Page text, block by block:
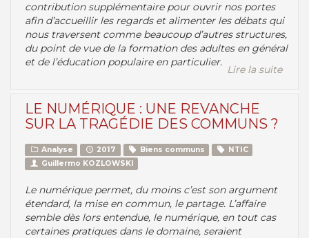
contribution supplémentaire pour ouvrir nos portes
afin d’accueillir les regards et alimenter les débats qui
nous traversent comme beaucoup d’autres structures,
du point de vue de la formation des adultes en général
et de l’éducation populaire en particulier.
Lire la suite
Lire la suite
LE NUMÉRIQUE : UNE REVANCHE
SUR LA TRAGÉDIE DES COMMUNS ?
Analyse 2017 Biens communs
NTIC
Guillermo KOZLOWSKI
Le numérique permet, du moins c’est son argument
étendard, la mise en commun, le partage. L’affaire
semble dès lors entendue, le numérique, en tout cas
certaines pratiques dans le domaine, seraient